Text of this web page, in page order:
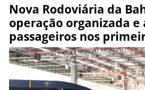
Nova Rodoviária da
operação organizada
passageiros nos